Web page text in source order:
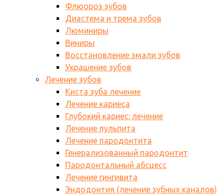
Флюороз зубов
Диастема и трема зубов
Люминиры
Виниры
Восстановление эмали зубов
Украшение зубов
Лечение зубов
Киста зуба лечение
Лечение кариеса
Глубокий кариес: лечение
Лечение пульпита
Лечение пародонтита
Генерализованный пародонтит
Пародонтальный абсцесс
Лечение гингивита
Эндодонтия (лечение зубных каналов)